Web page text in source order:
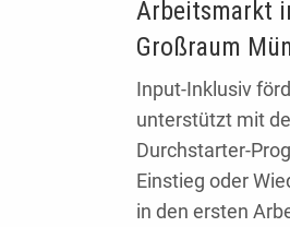
Arbeitsmarkt
Großraum
Input-Inklusiv
unterstützt mit
Durchstarter-
Einstieg oder
in den ersten